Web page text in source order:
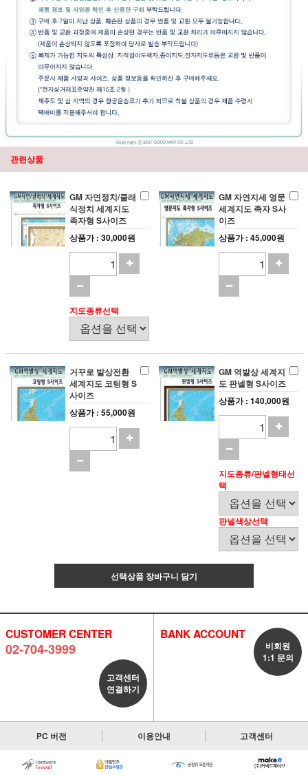
관련상품
GM 자연정치/클래
식정치 세계지도
족자형 S사이즈
상품가 : 30,000원
지도종류선택
GM 자연지세 영문
세계지도 족자 S사
이즈
상품가 : 45,000원
거꾸로 발상전환
세계지도 코팅형 S
사이즈
상품가 : 55,000원
GM 역발상 세계지
도 판넬형 S사이즈
상품가 : 140,000원
지도종류/판넬형태선
택
판넬색상선택
선택상품 장바구니 담기
CUSTOMER CENTER
02-704-3999
고객센터
연결하기
BANK ACCOUNT
비회원
1:1 문의
PC 버전 이용안내 고객센터